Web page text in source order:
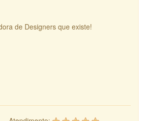
de Designers que existe!